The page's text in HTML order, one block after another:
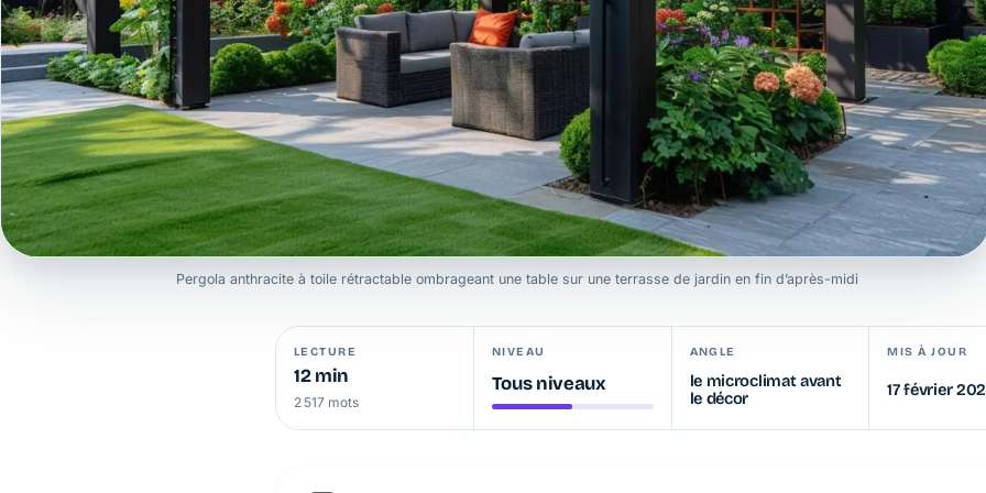
Pergola anthracite à toile rétractable ombrageant une table sur une terrasse de jardin en fin d’après-midi
LECTURE
12 min
2 517 mots
NIVEAU
Tous niveaux
ANGLE
le microclimat avant
le décor
MIS À JOUR
17 février